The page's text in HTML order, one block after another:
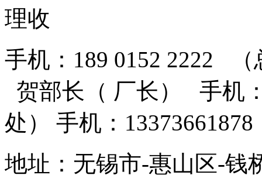
理收
手机：189 0152 2222 （
贺部长（ 厂长） 手机
处） 手机：
地址：无锡市-惠山区-钱